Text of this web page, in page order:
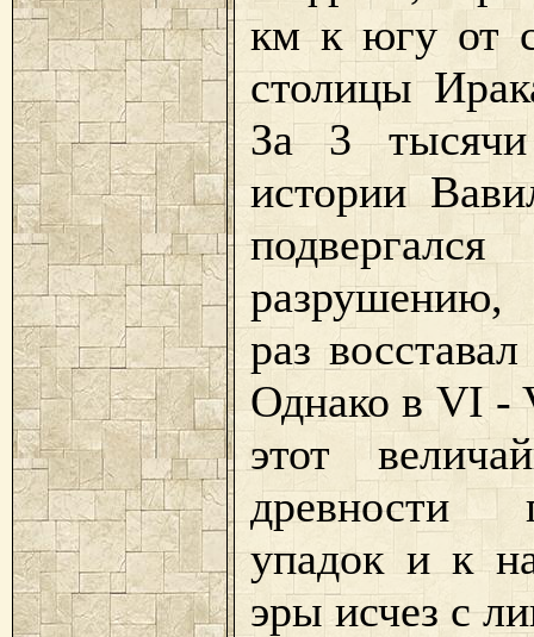
км к югу от
столицы
За 3
истории
раз
Однако в VI -
этот
упадок и к
эры исчез с